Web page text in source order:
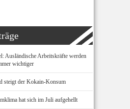
Ausländische Arbeitskräfte werden
wichtiger
steigt der Kokain-Konsum
hat sich im Juli aufgehellt